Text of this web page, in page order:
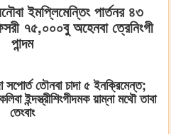
ইমপ্লিমেন্তিং পার্তনর ৪৩
৭৫,০০০বু অহেনবা ত্রেনিংগী
পান্দম
সপোর্ত তৌনবা চাদা ৫ ইনক্রিমেন্ত;
ইন্দস্ত্রীশিংগীদমক য়াম্না মথৌ তাবা
তেংবাং